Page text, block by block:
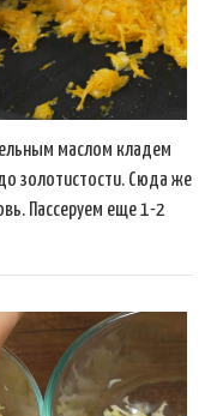
маслом кладем
золотистости. Сюда же
Пассеруем еще 1-2